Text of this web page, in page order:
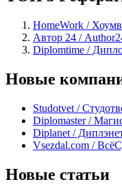
HomeWork /
Автор 24 /
Diplomtime /
Новые
Studotvet /
Diplomaster /
Diplanet /
Vsezdal.com /
Новые статьи